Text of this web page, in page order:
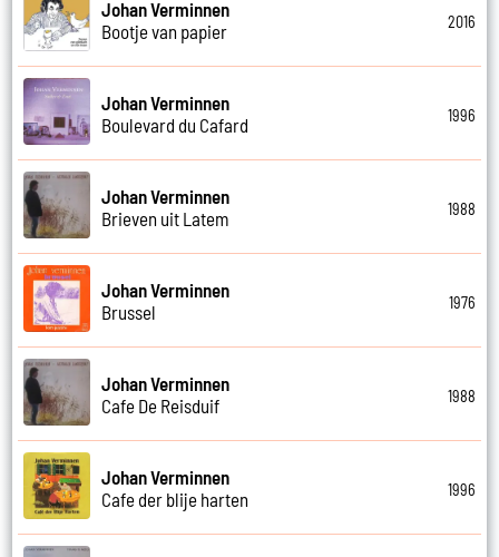
Johan Verminnen
Bootje van papier
2016
Johan Verminnen
Boulevard du Cafard
1996
Johan Verminnen
Brieven uit Latem
1988
Johan Verminnen
Brussel
1976
Johan Verminnen
Cafe De Reisduif
1988
Johan Verminnen
Cafe der blije harten
1996